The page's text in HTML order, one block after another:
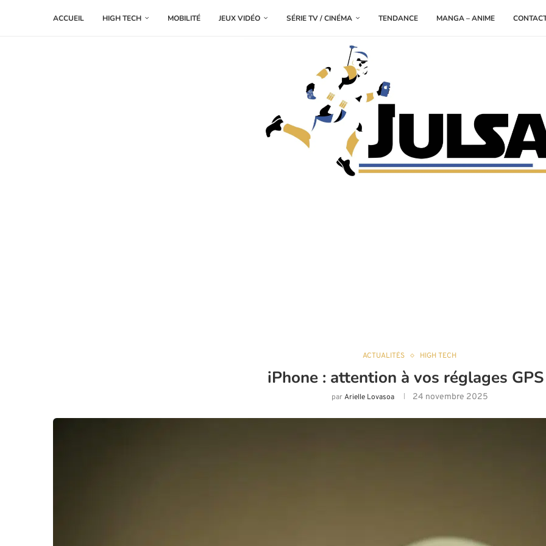
ACCUEIL HIGH TECH MOBILITÉ JEUX VIDÉO SÉRIE TV / CINÉMA TENDANCE MANGA – ANIME
ACTUALITÉS HIGH TECH
iPhone : attention à vos réglages
parArielle Lovasoa 24 novembre 2025